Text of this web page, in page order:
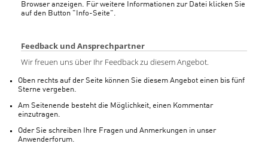
Browser anzeigen. Für weitere Informationen zur Datei klicken Sie
auf den Button "Info-Seite".
Feedback und Ansprechpartner
Wir freuen uns über Ihr Feedback zu diesem Angebot.
Oben rechts auf der Seite können Sie diesem Angebot einen bis fünf
Sterne vergeben.
Am Seitenende besteht die Möglichkeit, einen Kommentar
einzutragen.
Oder Sie schreiben Ihre Fragen und Anmerkungen in unser
Anwenderforum.